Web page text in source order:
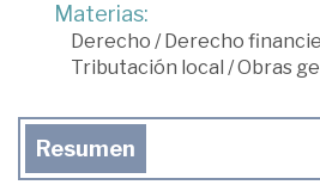
Materias:
Derecho / Derecho
Tributación local /Obras
Resumen